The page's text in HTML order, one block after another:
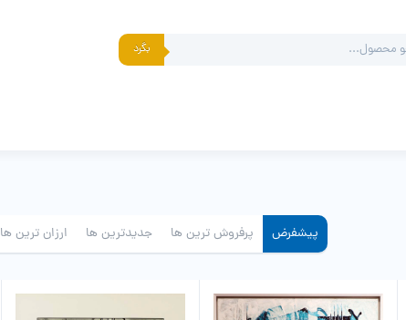
بگرد
پیشفرض پرفروش ترین ها جدیدترین ها ارزان ترین ها